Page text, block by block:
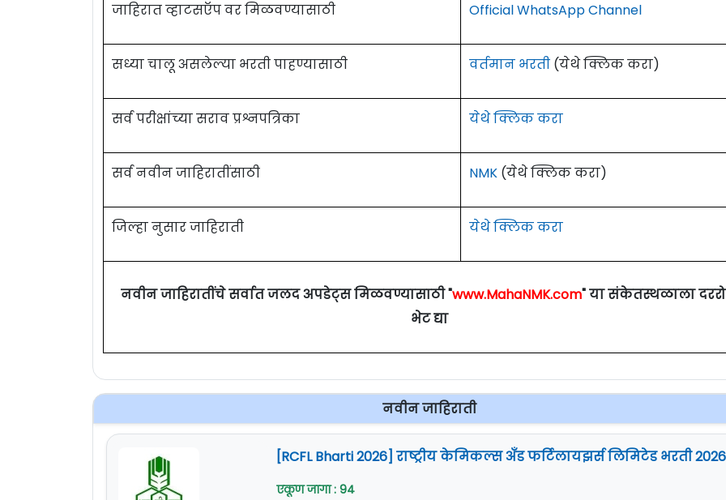
जाहिरात व्हाटसऍप वर मिळवण्यासाठी Official WhatsApp Channel
सध्या चालू असलेल्या भरती पाहण्यासाठी वर्तमान भरती (येथे क्लिक करा)
सर्व परीक्षांच्या सराव प्रश्नपत्रिका येथे क्लिक करा
सर्व नवीन जाहिरातींसाठी NMK (येथे क्लिक करा)
जिल्हा नुसार जाहिराती येथे क्लिक करा
नवीन जाहिरातींचे सर्वात जलद अपडेट्स मिळवण्यासाठी "www.MahaNMK.com" या संकेतस्थळाला
भेट द्या
नवीन जाहिराती
[RCFL Bharti 2026] राष्ट्रीय केमिकल्स अँड फर्टिलायझर्स लिमिटेड भरती 2026
एकूण जागा : 94